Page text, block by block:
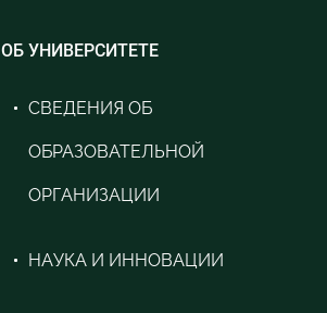
ОБ УНИВЕРСИТЕТЕ
СВЕДЕНИЯ ОБ
ОБРАЗОВАТЕЛЬНОЙ
ОРГАНИЗАЦИИ
НАУКА И ИННОВАЦИИ